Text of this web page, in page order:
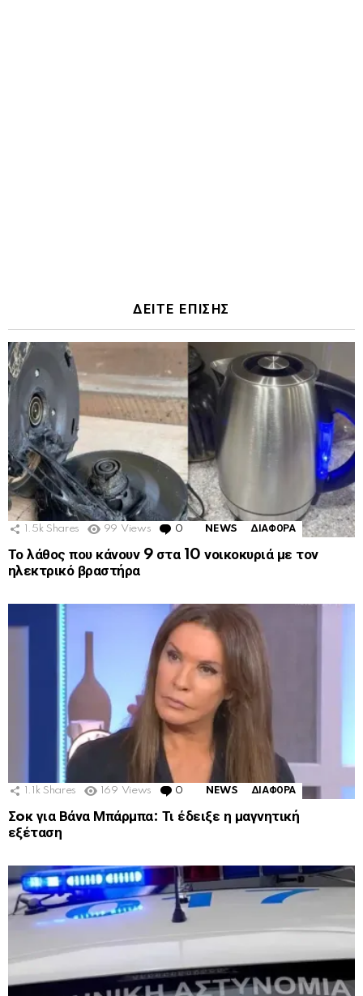
ΔΕΙΤΕ ΕΠΙΣΗΣ
1.5k Shares 99 Views 0 Comments
NEWS ΔΙΑΦΟΡΑ
Το λάθος που κάνουν 9 στα 10 νοικοκυριά με τον
ηλεκτρικό βραστήρα
1.1k Shares 169 Views 0 Comments
NEWS ΔΙΑΦΟΡΑ
Σoκ για Βάνα Μπάρμπα: Τι έδειξε η μαγνητική
εξέταση